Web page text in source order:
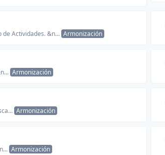
Actividades. &n... Armonización
Armonización
Armonización
Armonización